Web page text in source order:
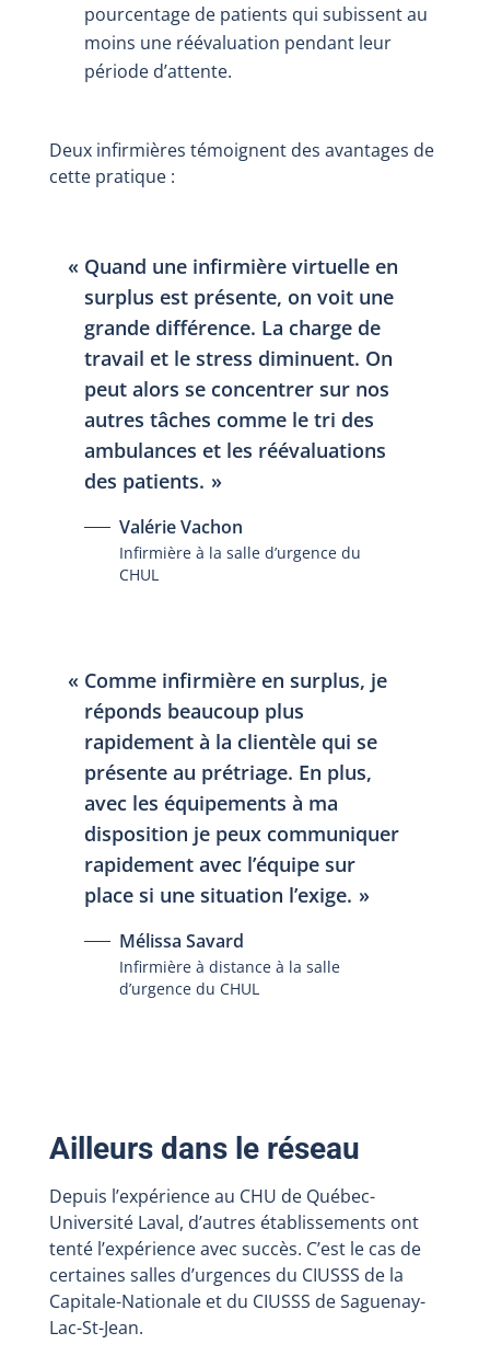
pourcentage de patients qui subissent au
moins une réévaluation pendant leur
période d’attente.
Deux infirmières témoignent des avantages de
cette pratique :
Quand une infirmière virtuelle en
surplus est présente, on voit une
grande différence. La charge de
travail et le stress diminuent. On
peut alors se concentrer sur nos
autres tâches comme le tri des
ambulances et les réévaluations
des patients.
Valérie Vachon
Infirmière à la salle d’urgence du
CHUL
Comme infirmière en surplus, je
réponds beaucoup plus
rapidement à la clientèle qui se
présente au prétriage. En plus,
avec les équipements à ma
disposition je peux communiquer
rapidement avec l’équipe sur
place si une situation l’exige.
Mélissa Savard
Infirmière à distance à la salle
d’urgence du CHUL
Ailleurs dans le réseau
Depuis l’expérience au CHU de Québec-
Université Laval, d’autres établissements ont
tenté l’expérience avec succès. C’est le cas de
certaines salles d’urgences du CIUSSS de la
Capitale-Nationale et du CIUSSS de Saguenay-
Lac-St-Jean.